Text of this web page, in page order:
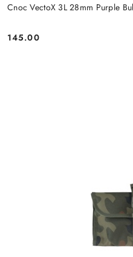
Cnoc VectoX 3L 28mm Purple
Cena:
145.00